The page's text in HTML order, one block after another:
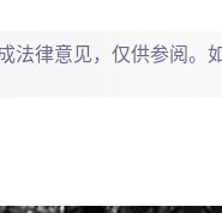
法律意见，仅供参阅。